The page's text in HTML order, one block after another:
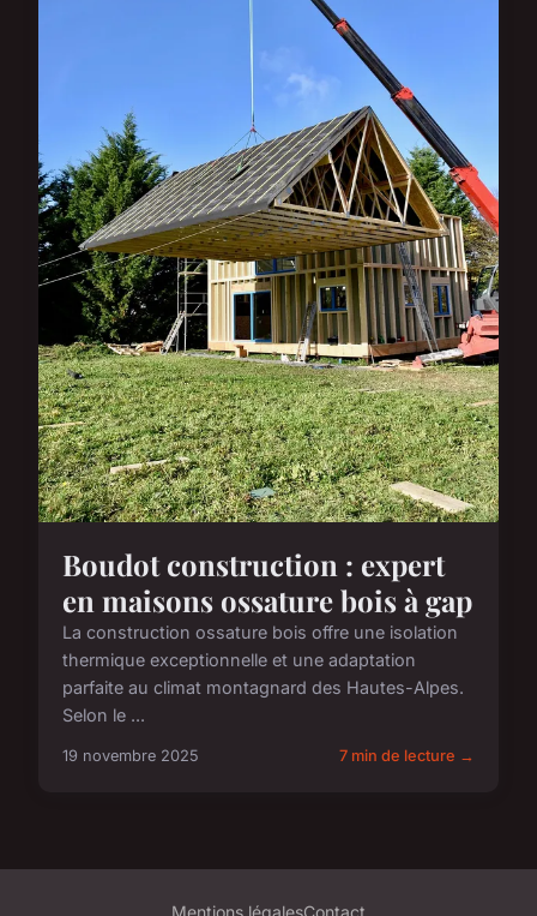
Boudot construction : expert
en maisons ossature bois à gap
La construction ossature bois offre une isolation
thermique exceptionnelle et une adaptation
parfaite au climat montagnard des Hautes-Alpes.
Selon le ...
19 novembre 2025 7 min de lecture →
Mentions légalesContact